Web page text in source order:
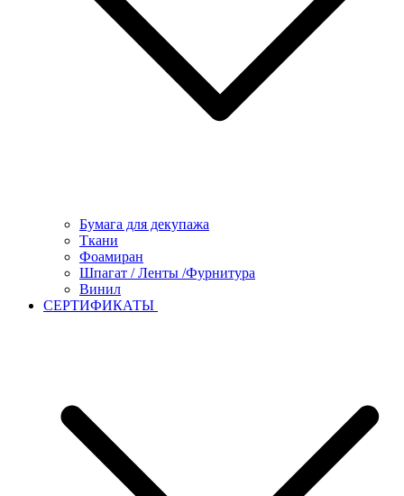
Бумага для декупажа
Ткани
Фоамиран
Шпагат / Ленты /Фурнитура
Винил
СЕРТИФИКАТЫ